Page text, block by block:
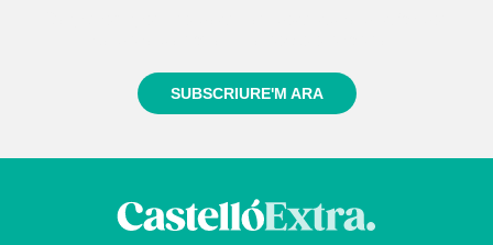
SUBSCRIURE'M ARA